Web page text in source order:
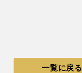
一覧に戻る